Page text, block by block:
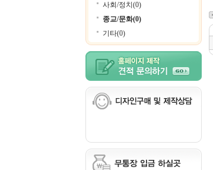
사회/정치(0)
종교/문화(0)
기타(0)